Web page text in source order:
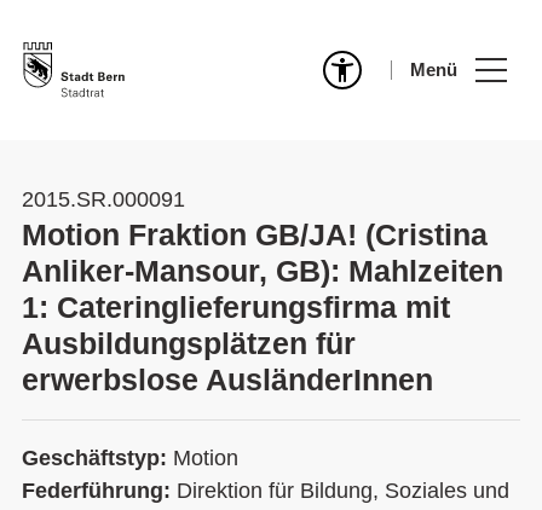
Menü
2015.SR.000091
Motion Fraktion GB/JA! (Cristina
Anliker-Mansour, GB): Mahlzeiten
1: Cateringlieferungsfirma mit
Ausbildungsplätzen für
erwerbslose AusländerInnen
Geschäftstyp: Motion
Federführung: Direktion für Bildung, Soziales und